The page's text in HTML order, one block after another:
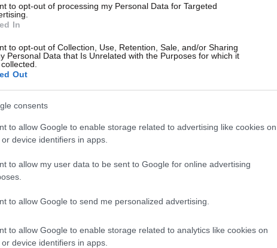
to opt-out of processing my Personal Data for Targeted
In
to opt-out of Collection, Use, Retention, Sale, and/or Sharing
Personal Data that Is Unrelated with the Purposes for which it
Out
consents
to allow Google to enable storage related to advertising like cookies on
device identifiers in apps.
to allow my user data to be sent to Google for online advertising
to allow Google to send me personalized advertising.
to allow Google to enable storage related to analytics like cookies on
device identifiers in apps.